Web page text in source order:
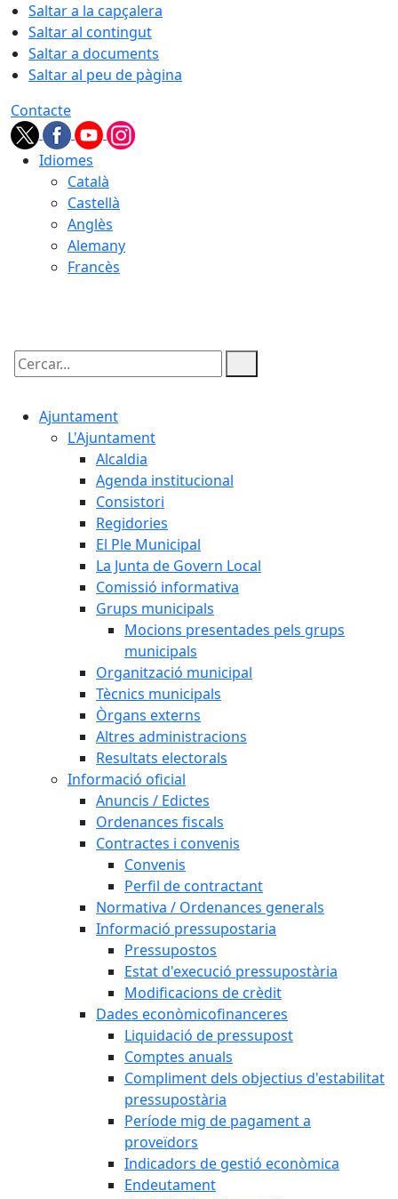
Saltar a la capçalera
Saltar al contingut
Saltar a documents
Saltar al peu de pàgina
Contacte
Idiomes
Català
Castellà
Anglès
Alemany
Francès
Cercar:
Ajuntament
L'Ajuntament
Alcaldia
Agenda institucional
Consistori
Regidories
El Ple Municipal
La Junta de Govern Local
Comissió informativa
Grups municipals
Mocions presentades pels grups
municipals
Organització municipal
Tècnics municipals
Òrgans externs
Altres administracions
Resultats electorals
Informació oficial
Anuncis / Edictes
Ordenances fiscals
Contractes i convenis
Convenis
Perfil de contractant
Normativa / Ordenances generals
Informació pressupostaria
Pressupostos
Estat d'execució pressupostària
Modificacions de crèdit
Dades econòmicofinanceres
Liquidació de pressupost
Comptes anuals
Compliment dels objectius d'estabilitat
pressupostària
Període mig de pagament a
proveïdors
Indicadors de gestió econòmica
Endeutament